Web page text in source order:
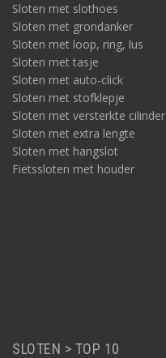
Sloten met slothoes
Sloten met grondanker
Sloten met loop, ring, lus
Sloten met tasje
Sloten met auto-click
Sloten met stofklepje
Sloten met versterkte cilinder
Sloten met extra lengte
Sloten met hangslot
Fietssloten met houder
SLOTEN > TOP 10